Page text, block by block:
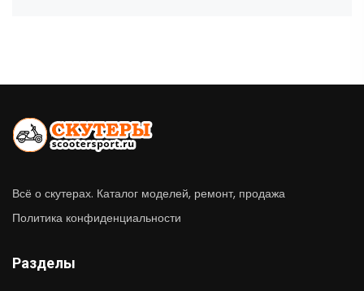
Всё о скутерах. Каталог моделей, ремонт, продажа
Политика конфиденциальности
Разделы